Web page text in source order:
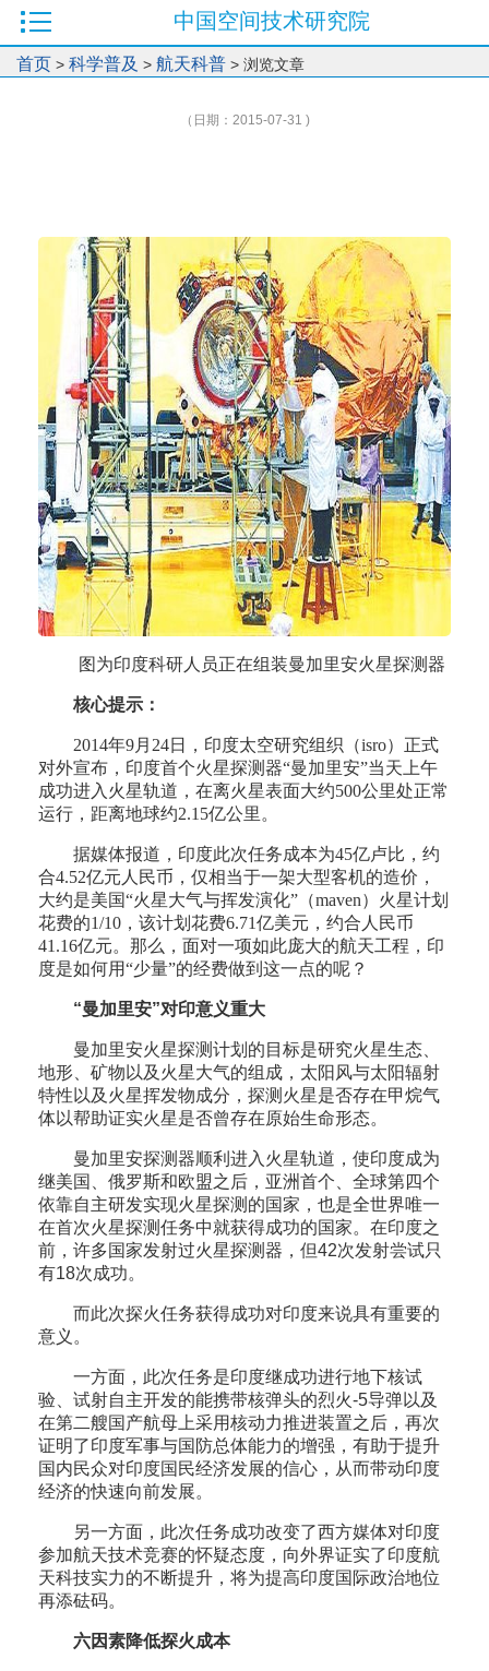
中国空间技术研究院
首页 > 科学普及 > 航天科普 > 浏览文章
（日期：2015-07-31 )
图为印度科研人员正在组装曼加里安火星探测器
核心提示：
2014年9月24日，印度太空研究组织（isro）正式
对外宣布，印度首个火星探测器“曼加里安”当天上午
成功进入火星轨道，在离火星表面大约500公里处正常
运行，距离地球约2.15亿公里。
据媒体报道，印度此次任务成本为45亿卢比，约
合4.52亿元人民币，仅相当于一架大型客机的造价，
大约是美国“火星大气与挥发演化”（maven）火星计划
花费的1/10，该计划花费6.71亿美元，约合人民币
41.16亿元。那么，面对一项如此庞大的航天工程，印
度是如何用“少量”的经费做到这一点的呢？
“曼加里安”对印意义重大
曼加里安火星探测计划的目标是研究火星生态、
地形、矿物以及火星大气的组成，太阳风与太阳辐射
特性以及火星挥发物成分，探测火星是否存在甲烷气
体以帮助证实火星是否曾存在原始生命形态。
曼加里安探测器顺利进入火星轨道，使印度成为
继美国、俄罗斯和欧盟之后，亚洲首个、全球第四个
依靠自主研发实现火星探测的国家，也是全世界唯一
在首次火星探测任务中就获得成功的国家。在印度之
前，许多国家发射过火星探测器，但42次发射尝试只
有18次成功。
而此次探火任务获得成功对印度来说具有重要的
意义。
一方面，此次任务是印度继成功进行地下核试
验、试射自主开发的能携带核弹头的烈火-5导弹以及
在第二艘国产航母上采用核动力推进装置之后，再次
证明了印度军事与国防总体能力的增强，有助于提升
国内民众对印度国民经济发展的信心，从而带动印度
经济的快速向前发展。
另一方面，此次任务成功改变了西方媒体对印度
参加航天技术竞赛的怀疑态度，向外界证实了印度航
天科技实力的不断提升，将为提高印度国际政治地位
再添砝码。
六因素降低探火成本